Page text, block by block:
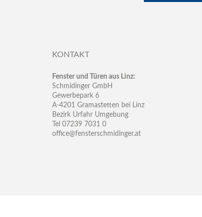
KONTAKT
Fenster und Türen aus Linz:
Schmidinger GmbH
Gewerbepark 6
A-4201 Gramastetten bei Linz
Bezirk Urfahr Umgebung
Tel 07239 7031 0
office@fensterschmidinger.at